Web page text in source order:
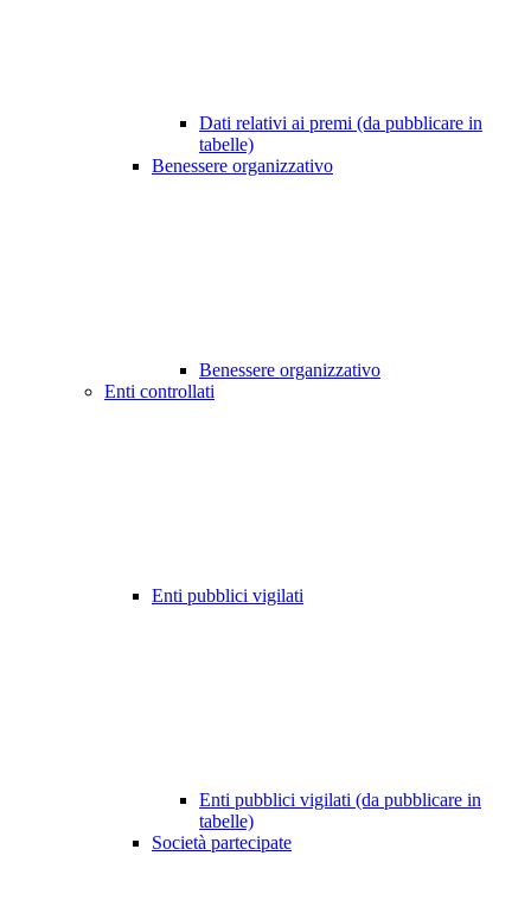
Dati relativi ai premi (da pubblicare in
tabelle)
Benessere organizzativo
Benessere organizzativo
Enti controllati
Enti pubblici vigilati
Enti pubblici vigilati (da pubblicare in
tabelle)
Società partecipate